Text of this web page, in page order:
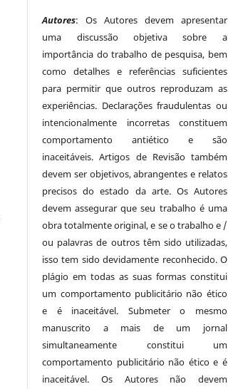
Autores: Os Autores devem apresentar
uma discussão objetiva sobre a
importância do trabalho de pesquisa, bem
como detalhes e referências suficientes
para permitir que outros reproduzam as
experiências. Declarações fraudulentas ou
intencionalmente incorretas constituem
comportamento antiético e são
inaceitáveis. Artigos de Revisão também
devem ser objetivos, abrangentes e relatos
precisos do estado da arte. Os Autores
devem assegurar que seu trabalho é uma
obra totalmente original, e se o trabalho e /
ou palavras de outros têm sido utilizadas,
isso tem sido devidamente reconhecido. O
plágio em todas as suas formas constitui
um comportamento publicitário não ético
e é inaceitável. Submeter o mesmo
manuscrito a mais de um jornal
simultaneamente constitui um
comportamento publicitário não ético e é
inaceitável. Os Autores não devem